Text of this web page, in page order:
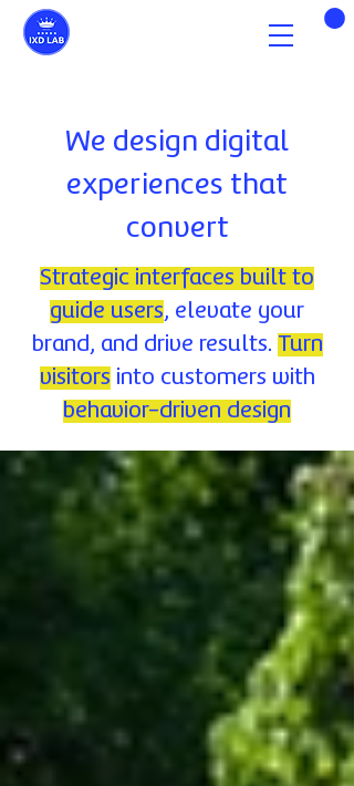
We design digital
experiences that
convert
Strategic interfaces built to
guide users, elevate your
brand, and drive results. Turn
visitors into customers with
behavior-driven design